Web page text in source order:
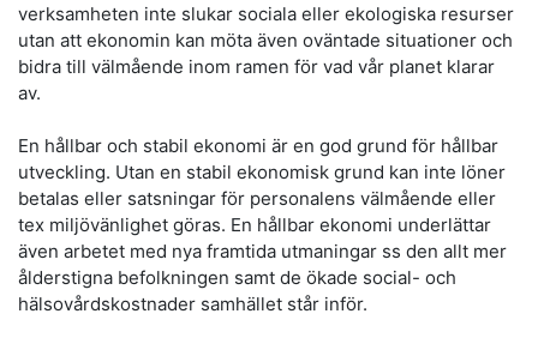
verksamheten inte slukar sociala eller ekologiska resurser
utan att ekonomin kan möta även oväntade situationer och
bidra till välmående inom ramen för vad vår planet klarar
av.
En hållbar och stabil ekonomi är en god grund för hållbar
utveckling. Utan en stabil ekonomisk grund kan inte löner
betalas eller satsningar för personalens välmående eller
tex miljövänlighet göras. En hållbar ekonomi underlättar
även arbetet med nya framtida utmaningar ss den allt mer
ålderstigna befolkningen samt de ökade social- och
hälsovårdskostnader samhället står inför.